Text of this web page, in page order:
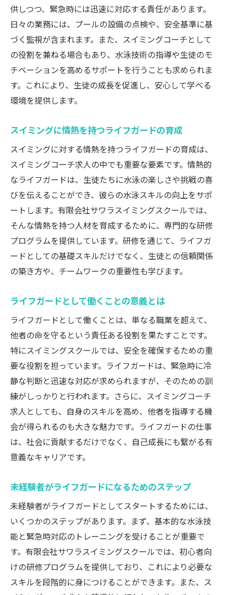
供しつつ、緊急時には迅速に対応する責任があります。
日々の業務には、プールの設備の点検や、安全基準に基
づく監視が含まれます。また、スイミングコーチとして
の役割を兼ねる場合もあり、水泳技術の指導や生徒のモ
チベーションを高めるサポートを行うことも求められま
す。これにより、生徒の成長を促進し、安心して学べる
環境を提供します。
スイミングに情熱を持つライフガードの育成
スイミングに対する情熱を持つライフガードの育成は、
スイミングコーチ求人の中でも重要な要素です。情熱的
なライフガードは、生徒たちに水泳の楽しさや挑戦の喜
びを伝えることができ、彼らの水泳スキルの向上をサポ
ートします。有限会社サワラスイミングスクールでは、
そんな情熱を持つ人材を育成するために、専門的な研修
プログラムを提供しています。研修を通じて、ライフガ
ードとしての基礎スキルだけでなく、生徒との信頼関係
の築き方や、チームワークの重要性も学びます。
ライフガードとして働くことの意義とは
ライフガードとして働くことは、単なる職業を超えて、
他者の命を守るという責任ある役割を果たすことです。
特にスイミングスクールでは、安全を確保するための重
要な役割を担っています。ライフガードは、緊急時に冷
静な判断と迅速な対応が求められますが、そのための訓
練がしっかりと行われます。さらに、スイミングコーチ
求人としても、自身のスキルを高め、他者を指導する機
会が得られるのも大きな魅力です。ライフガードの仕事
は、社会に貢献するだけでなく、自己成長にも繋がる有
意義なキャリアです。
未経験者がライフガードになるためのステップ
未経験者がライフガードとしてスタートするためには、
いくつかのステップがあります。まず、基本的な水泳技
能と緊急時対応のトレーニングを受けることが重要で
す。有限会社サワラスイミングスクールでは、初心者向
けの研修プログラムを提供しており、これにより必要な
スキルを段階的に身につけることができます。また、ス